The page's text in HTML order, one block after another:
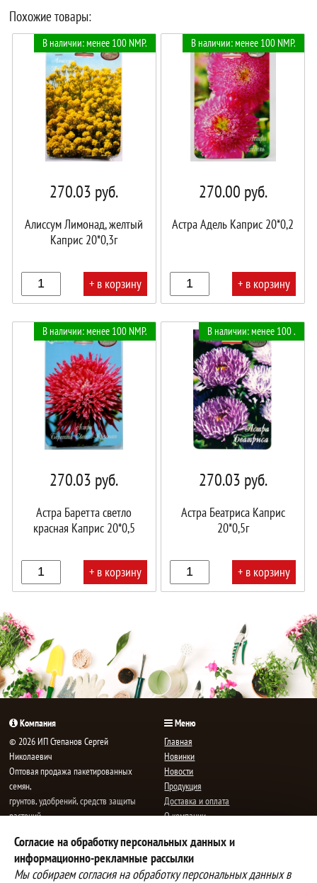
Похожие товары:
В наличии: менее 100 NMP.
270.03 руб.
Алиссум Лимонад, желтый
Каприс 20*0,3г
+ в корзину
В наличии: менее 100 NMP.
270.00 руб.
Астра Адель Каприс 20*0,2
+ в корзину
В наличии: менее 100 NMP.
270.03 руб.
Астра Баретта светло
красная Каприс 20*0,5
+ в корзину
корзине!
В наличии: менее 100 .
270.03 руб.
Астра Беатриса Каприс
20*0,5г
+ в корзину
Согласие на обработку персональных данных и
информационно-рекламные рассылки
Мы собираем согласия на обработку персональных данных в
Компания
© 2026 ИП Степанов Сергей
Николаевич
Oптовая продажа пакетированных
семян,
грунтов, удобрений, средств защиты
растений.
E-mail:mail@semenauspeha.ru
Телефон: +7 (8352) 28-80-34
Меню
Главная
Новинки
Новости
Продукция
Доставка и оплата
О компании
Контакты